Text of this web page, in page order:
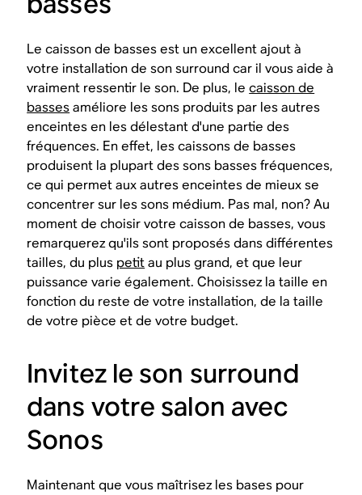
Le caisson de basses est un excellent ajout à
votre installation de son surround car il vous aide à
vraiment ressentir le son. De plus, lecaisson de
bassesaméliore les sons produits par les autres
enceintes en les délestant d'une partie des
fréquences. En effet, les caissons de basses
produisent la plupart des sons basses fréquences,
ce qui permet aux autres enceintes de mieux se
concentrer sur les sons médium. Pas mal, non? Au
moment de choisir votre caisson de basses, vous
remarquerez qu'ils sont proposés dans différentes
tailles, du plus petitau plus grand, et que leur
puissance varie également. Choisissez la taille en
fonction du reste de votre installation, de la taille
de votre pièce et de votre budget.
Invitez le son surround
dans votre salon avec
Sonos
Maintenant que vous maîtrisez les bases pour